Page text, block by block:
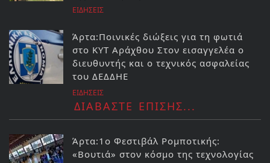
ΕΙΔΗΣΕΙΣ
Άρτα:Ποινικές διώξεις για τη φωτιά
στο ΚΥΤ Αράχθου Στον εισαγγελέα ο
διευθυντής και ο τεχνικός ασφαλείας
του ΔΕΔΔΗΕ
ΕΙΔΗΣΕΙΣ
ΔΙΑΒΑΣΤΕ ΕΠΙΣΗΣ...
Άρτα:1ο Φεστιβάλ Ρομποτικής:
«Βουτιά» στον κόσμο της τεχνολογίας